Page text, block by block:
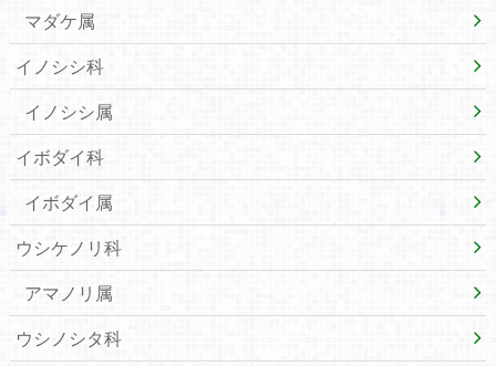
マダケ属
イノシシ科
イノシシ属
イボダイ科
イボダイ属
ウシケノリ科
アマノリ属
ウシノシタ科